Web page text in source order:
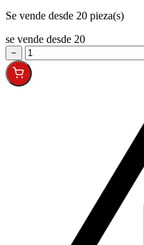
Se vende desde 20 pieza(s)
se vende desde 20
−